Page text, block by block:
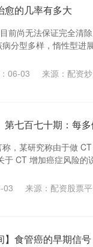
愈的几率有多大
前尚无法保证完全清
分型多样，惰性型进
06-03 来源：配资
第七百七十期：每
，某研究称由于做
于 CT 增加癌症风险的
03 来源：配资股票
】食管癌的早期信